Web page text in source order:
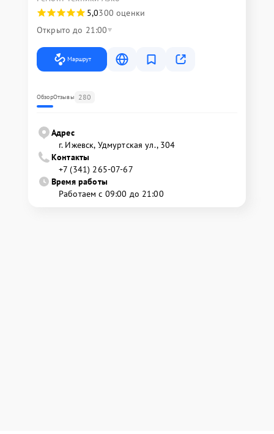
5,0300 оценки
Открыто до 21:00
Маршрут
ОбзорОтзывы 280
Адрес
г. Ижевск, Удмуртская ул., 304
Контакты
+7 (341) 265-07-67
Время работы
Работаем с 09:00 до 21:00